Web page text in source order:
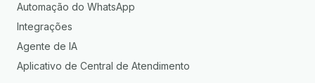
Automação do WhatsApp
Integrações
Agente de IA
Aplicativo de Central de Atendimento